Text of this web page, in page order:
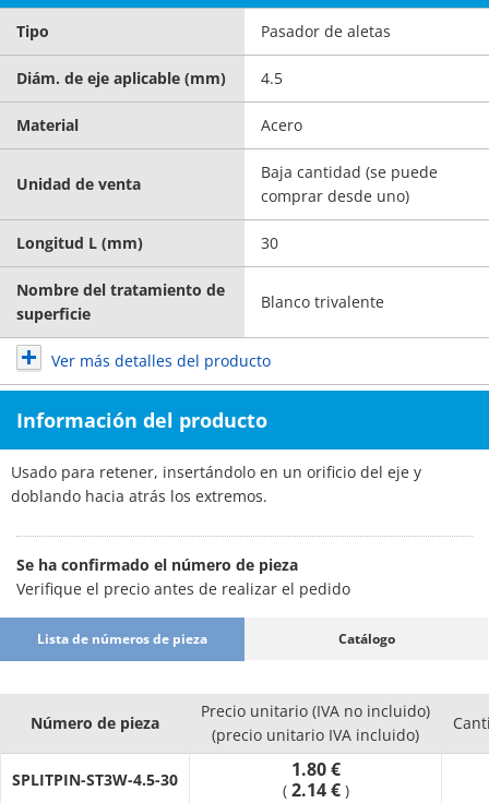
Tipo Pasador de aletas
Diám. de eje aplicable (mm) 4.5
Material Acero
Unidad de venta
Baja cantidad (se puede
comprar desde uno)
Longitud L (mm) 30
Nombre del tratamiento de
superficie
Blanco trivalente
Ver más detalles del producto
Información del producto
Usado para retener, insertándolo en un orificio del eje y
doblando hacia atrás los extremos.
Se ha confirmado el número de pieza
Verifique el precio antes de realizar el pedido
Lista de números de pieza Catálogo
Número de pieza
Precio unitario (IVA no incluido)
(precio unitario IVA incluido)
SPLITPIN-ST3W-4.5-30 1.80 €
( 2.14 € )